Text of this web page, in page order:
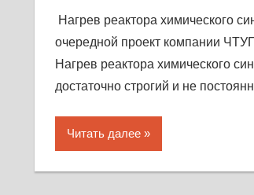
Нагрев реактора химического
очередной проект компании
Нагрев реактора химического
достаточно строгий и не
Читать далее